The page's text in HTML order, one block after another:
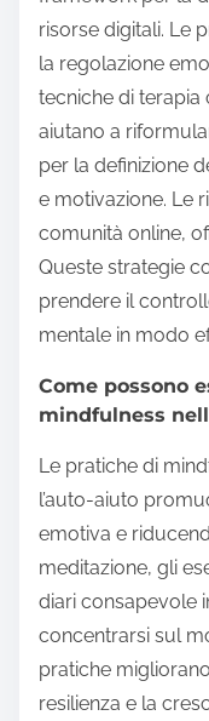
risorse digitali. Le
la regolazione
tecniche di
aiutano a
per la definizione
e motivazione. Le
comunità online,
Queste strategie
prendere il
mentale in modo
Come possono
mindfulness
Le pratiche di
l’auto-aiuto
emotiva e
meditazione, gli
diari consapevole
concentrarsi sul
pratiche
resilienza e la